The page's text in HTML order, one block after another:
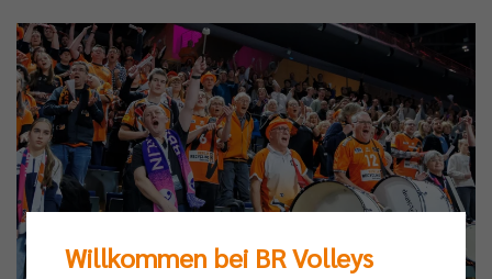
Willkommen bei BR Volleys